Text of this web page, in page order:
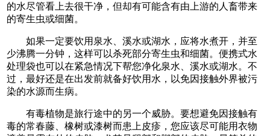
的水尽管看上去很干净，但却有可能含有由上游的人畜带来
的寄生虫或细菌。
如果一定要饮用泉水、溪水或湖水，应将水煮开，并至
少沸腾一分钟，这样可以杀死部分寄生虫和细菌。便携式水
处理袋也可以在紧急情况下帮您净化泉水、溪水或湖水。不
过，最好还是在出发前就备好饮用水，以免因接触外界被污
染的水源而生病。
有毒植物是旅行途中的另一个威胁。要想避免因接触有
毒的常春藤、橡树或漆树而患上皮疹，您应该尽可能用衣物